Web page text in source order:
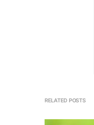
RELATED POSTS